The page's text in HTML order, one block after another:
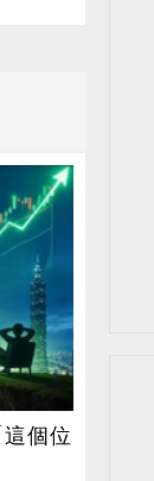
個位